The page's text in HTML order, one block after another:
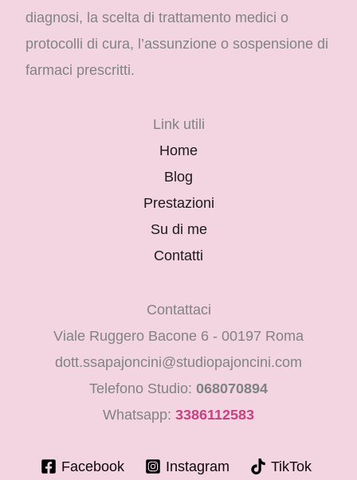
diagnosi, la scelta di trattamento medici o
protocolli di cura, l’assunzione o sospensione di
farmaci prescritti.
Link utili
Home
Blog
Prestazioni
Su di me
Contatti
Contattaci
Viale Ruggero Bacone 6 - 00197 Roma
dott.ssapajoncini@studiopajoncini.com
Telefono Studio: 068070894
Whatsapp: 3386112583
Facebook Instagram TikTok